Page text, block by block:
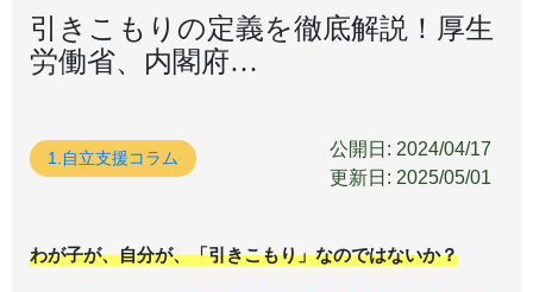
引きこもりの定義を徹底解説！厚生
労働省、内閣府…
1.自立支援コラム
公開日: 2024/04/17
更新日: 2025/05/01
わが子が、自分が、「引きこもり」なのではないか？